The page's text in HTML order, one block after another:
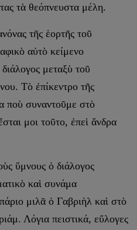
τὰ θεόπνευστα μέλη.
τῆς ἑορτῆς τοῦ
αὐτὸ κείμενο
διάλογος μεταξὺ τοῦ
Τὸ ἐπίκεντρο τῆς
ποὺ συναντοῦμε στὸ
μοι τοῦτο, ἐπεὶ ἄνδρα
ὕμνους ὁ διάλογος
καὶ συνάμα
μιλᾶ ὁ Γαβριὴλ καὶ στὸ
Λόγια πειστικά, εὔλογες